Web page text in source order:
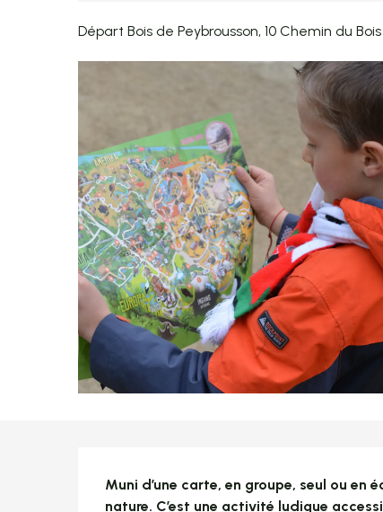
Départ Bois de Peybrousson, 10 Chemin du
Description
Muni d’une carte, en groupe, seul ou en
nature. C’est une activité ludique